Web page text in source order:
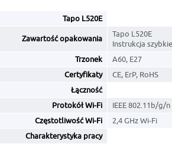
Tapo L520E
Zawartość opakowania
Tapo L520E
Instrukcja
Trzonek
A60, E27
Certyfikaty
CE, ErP, RoHS
Łączność
Protokół Wi-Fi
IEEE 802.11b/g/n
Częstotliwość Wi-Fi
2,4 GHz Wi-Fi
Charakterystyka pracy